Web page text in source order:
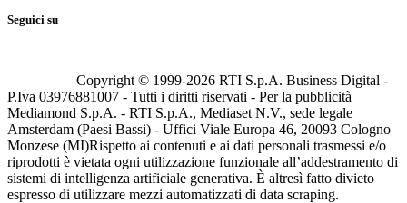
Seguici su
Copyright © 1999-2026 RTI S.p.A. Business Digital -
P.Iva 03976881007 - Tutti i diritti riservati - Per la pubblicità
Mediamond S.p.A. - RTI S.p.A., Mediaset N.V., sede legale
Amsterdam (Paesi Bassi) - Uffici Viale Europa 46, 20093 Cologno
Monzese (MI)Rispetto ai contenuti e ai dati personali trasmessi e/o
riprodotti è vietata ogni utilizzazione funzionale all’addestramento di
sistemi di intelligenza artificiale generativa. È altresì fatto divieto
espresso di utilizzare mezzi automatizzati di data scraping.